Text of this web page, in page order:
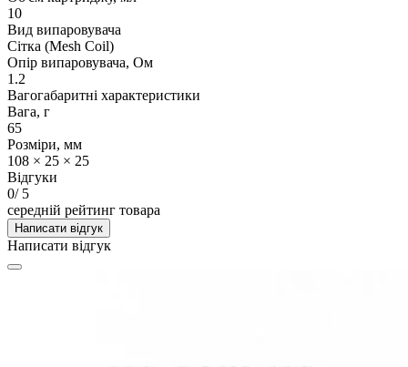
10
Вид випаровувача
Сітка (Mesh Coil)
Опір випаровувача, Ом
1.2
Вагогабаритні характеристики
Вага, г
65
Розміри, мм
108 × 25 × 25
Відгуки
0/ 5
середній рейтинг товара
Написати відгук
Написати відгук